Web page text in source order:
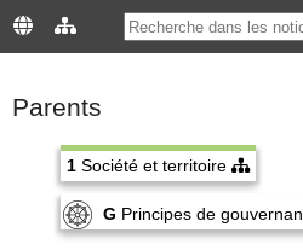
Parents
1 Société et territoire
G Principes de